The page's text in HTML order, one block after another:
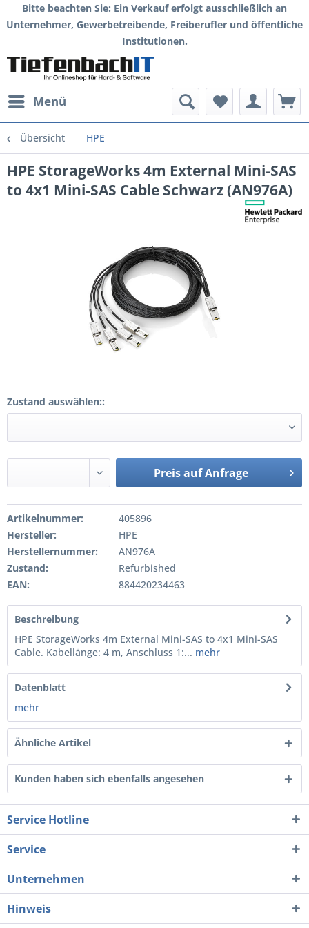
Bitte beachten Sie: Ein Verkauf erfolgt ausschließlich an
Unternehmer, Gewerbetreibende, Freiberufler und öffentliche
Institutionen.
Menü
Übersicht HPE
HPE StorageWorks 4m External Mini-SAS
to 4x1 Mini-SAS Cable Schwarz (AN976A)
Zustand auswählen::
Preis auf Anfrage
Artikelnummer:
405896
Hersteller:
HPE
Herstellernummer:
AN976A
Zustand:
Refurbished
EAN:
884420234463
Beschreibung
HPE StorageWorks 4m External Mini-SAS to 4x1 Mini-SAS
Cable. Kabellänge: 4 m, Anschluss 1:... mehr
Datenblatt
mehr
Ähnliche Artikel
Kunden haben sich ebenfalls angesehen
Service Hotline
Service
Unternehmen
Hinweis